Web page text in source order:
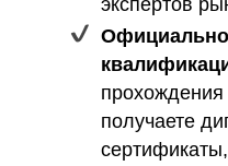
экспертов
получаете